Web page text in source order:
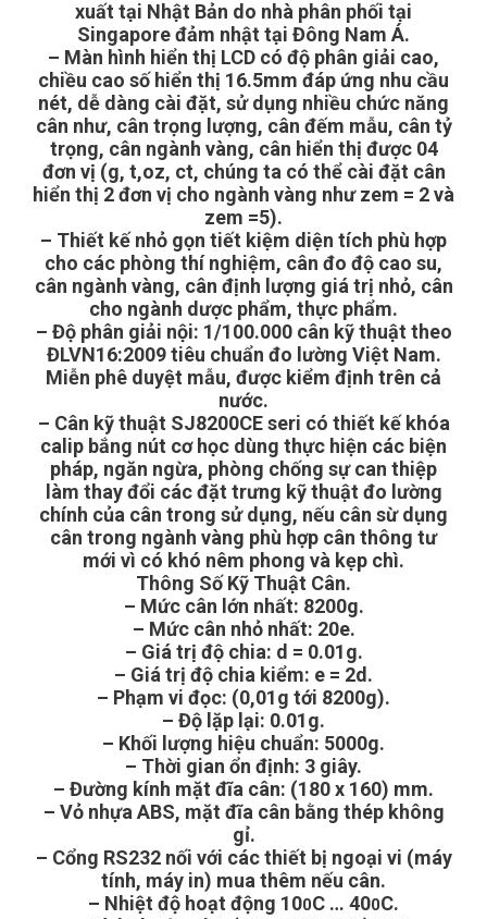
xuất tại Nhật Bản do nhà phân phối tại
Singapore đảm nhật tại Đông Nam Á.
– Màn hình hiển thị LCD có độ phân giải cao,
chiều cao số hiển thị 16.5mm đáp ứng nhu cầu
nét, dễ dàng cài đặt, sử dụng nhiều chức năng
cân như, cân trọng lượng, cân đếm mẫu, cân tỷ
trọng, cân ngành vàng, cân hiển thị được 04
đơn vị (g, t,oz, ct, chúng ta có thể cài đặt cân
hiển thị 2 đơn vị cho ngành vàng như zem = 2 và
zem =5).
– Thiết kế nhỏ gọn tiết kiệm diện tích phù hợp
cho các phòng thí nghiệm, cân đo độ cao su,
cân ngành vàng, cân định lượng giá trị nhỏ, cân
cho ngành dược phẩm, thực phẩm.
– Độ phân giải nội: 1/100.000 cân kỹ thuật theo
ĐLVN16:2009 tiêu chuẩn đo lường Việt Nam.
Miễn phê duyệt mẫu, được kiểm định trên cả
nước.
– Cân kỹ thuật SJ8200CE seri có thiết kế khóa
calip bắng nút cơ học dùng thực hiện các biện
pháp, ngăn ngừa, phòng chống sự can thiệp
làm thay đổi các đặt trưng kỹ thuật đo lường
chính của cân trong sử dụng, nếu cân sừ dụng
cân trong ngành vàng phù hợp cân thông tư
mới vì có khó nêm phong và kẹp chì.
Thông Số Kỹ Thuật Cân.
– Mức cân lớn nhất: 8200g.
– Mức cân nhỏ nhất: 20e.
– Giá trị độ chia: d = 0.01g.
– Giá trị độ chia kiểm: e = 2d.
– Phạm vi đọc: (0,01g tới 8200g).
– Độ lặp lại: 0.01g.
– Khối lượng hiệu chuẩn: 5000g.
– Thời gian ổn định: 3 giây.
– Đường kính mặt đĩa cân: (180 x 160) mm.
– Vỏ nhựa ABS, mặt đĩa cân bằng thép không
gỉ.
– Cổng RS232 nối với các thiết bị ngoại vi (máy
tính, máy in) mua thêm nếu cân.
– Nhiệt độ hoạt động 100C … 400C.